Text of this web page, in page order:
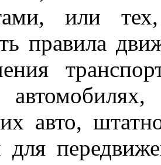
или
правила
авто,
для